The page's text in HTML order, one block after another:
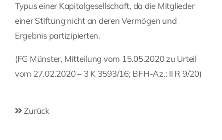
Typus einer Kapitalgesellschaft, da die Mitglieder
einer Stiftung nicht an deren Vermögen und
Ergebnis partizipierten.
(FG Münster, Mitteilung vom 15.05.2020 zu Urteil
vom 27.02.2020 – 3 K 3593/16; BFH-Az.: II R 9/20)
Zurück